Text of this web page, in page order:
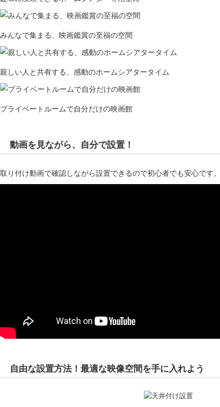
みんなで集まる、映画鑑賞の至福の空間
親しい人と共有する、感動のホームシアタータイム
プライベートルームで自分だけの映画館
動画を見ながら、自分で設置！
取り付け動画で確認しながら設置できるので初心者でも安心です
自由な設置方法！最適な映像空間を手に入れよう